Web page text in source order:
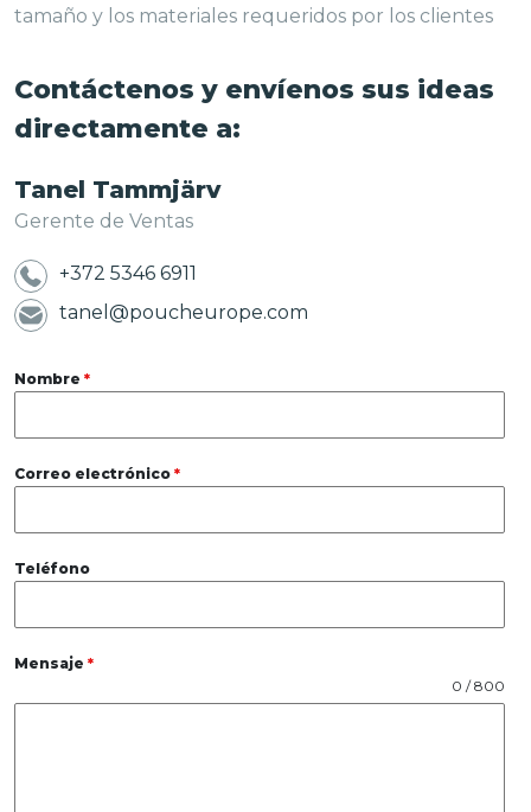
tamaño y los materiales requeridos por los clientes
Contáctenos y envíenos sus ideas
directamente a:
Tanel Tammjärv
Gerente de Ventas
+372 5346 6911
tanel@poucheurope.com
Nombre *
Correo electrónico *
Teléfono
Mensaje *
0 / 800